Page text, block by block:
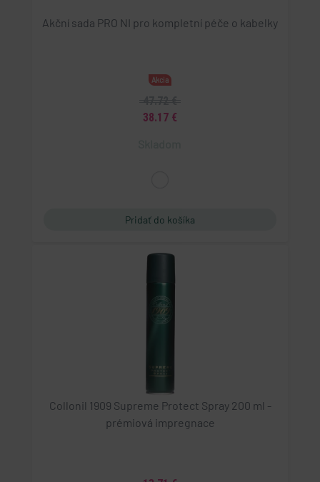
Akční sada PRO NI pro kompletní péče o kabelky
Akcia
38.17 €
Collonil 1909 Supreme Protect Spray 200 ml -
prémiová impregnace